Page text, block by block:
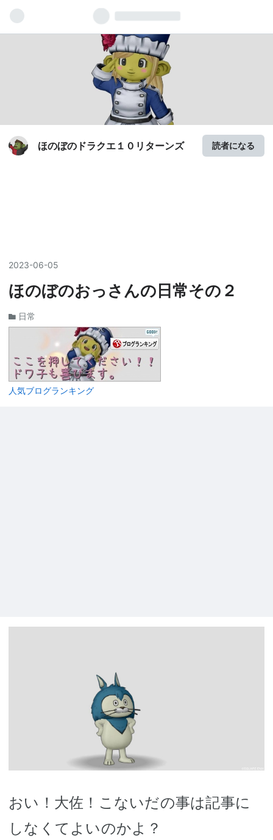
ほのぼのドラクエ１０リターンズ 読者になる
2023-06-05
ほのぼのおっさんの日常その２
日常
人気ブログランキング
おい！大佐！こないだの事は記事に
しなくてよいのかよ？